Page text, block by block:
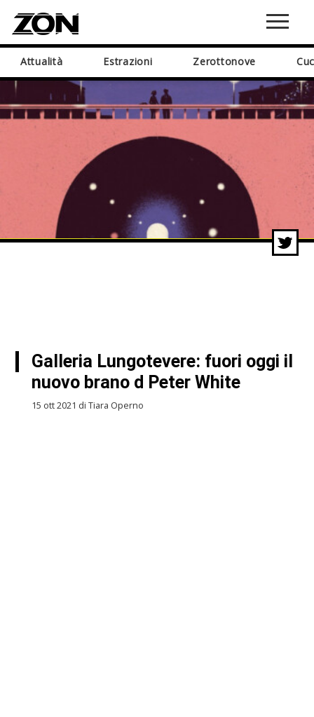
Attualità Estrazioni Zerottonove
Galleria Lungotevere: fuori oggi il
nuovo brano d Peter White
15 ott 2021 di Tiara Operno